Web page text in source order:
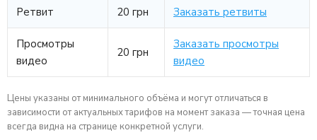
Ретвит 20 грн Заказать ретвиты
Просмотры
видео
20 грн
Заказать просмотры
видео
Цены указаны от минимального объёма и могут отличаться в
зависимости от актуальных тарифов на момент заказа — точная цена
всегда видна на странице конкретной услуги.